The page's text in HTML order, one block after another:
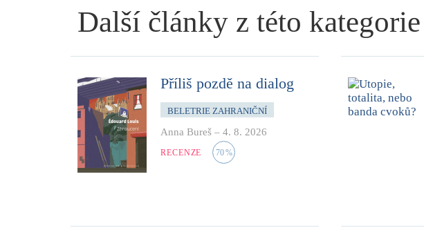
Další články z této kategorie
Příliš pozdě na dialog
BELETRIE ZAHRANIČNÍ
Anna Bureš – 4. 8. 2026
RECENZE 70%